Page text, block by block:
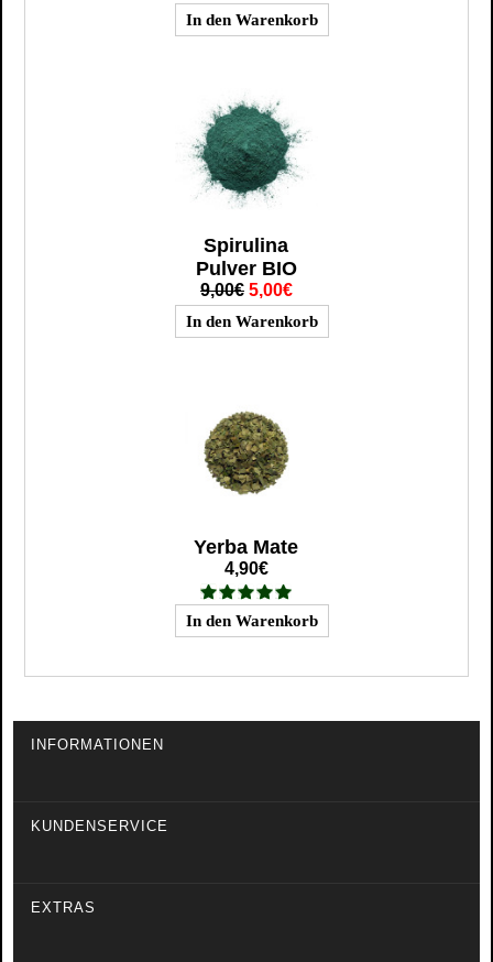
Spirulina
Pulver BIO
9,00€ 5,00€
Yerba Mate
4,90€
INFORMATIONEN
KUNDENSERVICE
EXTRAS